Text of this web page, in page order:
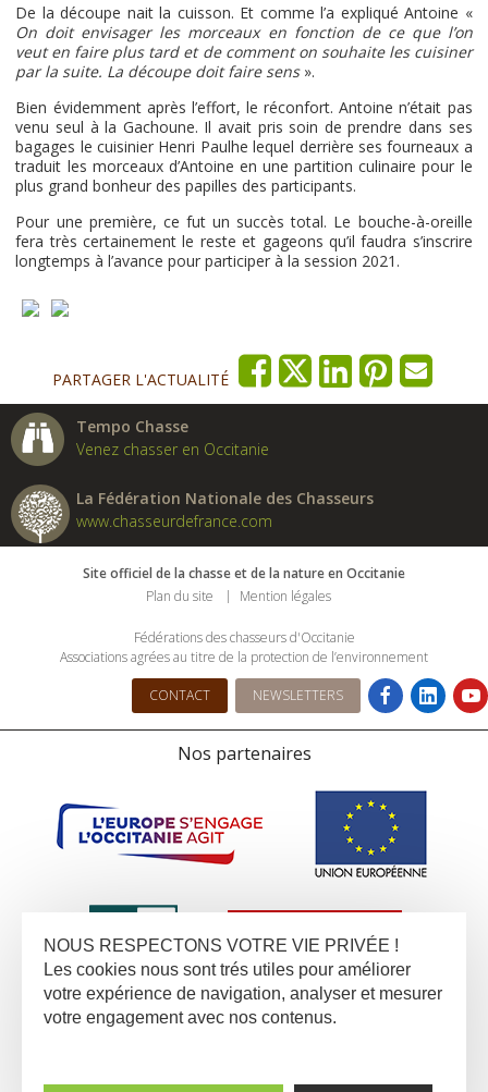
De la découpe nait la cuisson. Et comme l’a expliqué Antoine «
On doit envisager les morceaux en fonction de ce que l’on
veut en faire plus tard et de comment on souhaite les cuisiner
par la suite. La découpe doit faire sens».
Bien évidemment après l’effort, le réconfort. Antoine n’était pas
venu seul à la Gachoune. Il avait pris soin de prendre dans ses
bagages le cuisinier Henri Paulhe lequel derrière ses fourneaux a
traduit les morceaux d’Antoine en une partition culinaire pour le
plus grand bonheur des papilles des participants.
Pour une première, ce fut un succès total. Le bouche-à-oreille
fera très certainement le reste et gageons qu’il faudra s’inscrire
longtemps à l’avance pour participer à la session 2021.
PARTAGER L'ACTUALITÉ
Tempo Chasse
Venez chasser en Occitanie
La Fédération Nationale des Chasseurs
www.chasseurdefrance.com
Site officiel de la chasse et de la nature en Occitanie
Plan du site
Mention légales
Fédérations des chasseurs d'Occitanie
Associations agrées au titre de la protection de l’environnement
CONTACT NEWSLETTERS
Nos partenaires
NOUS RESPECTONS VOTRE VIE PRIVÉE !
Les cookies nous sont trés utiles pour améliorer
votre expérience de navigation, analyser et mesurer
votre engagement avec nos contenus.